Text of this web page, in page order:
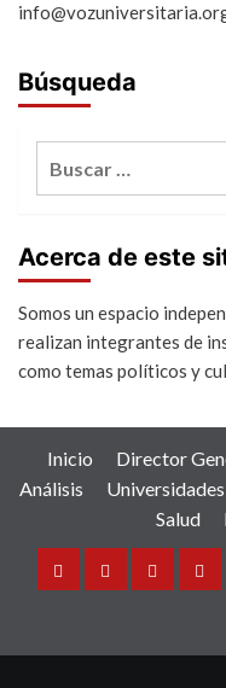
Búsqueda
Acerca de este
Somos un espacio
realizan integrantes de
como temas políticos y
Inicio Director
Análisis
Universidades
Salud
Inicio Director